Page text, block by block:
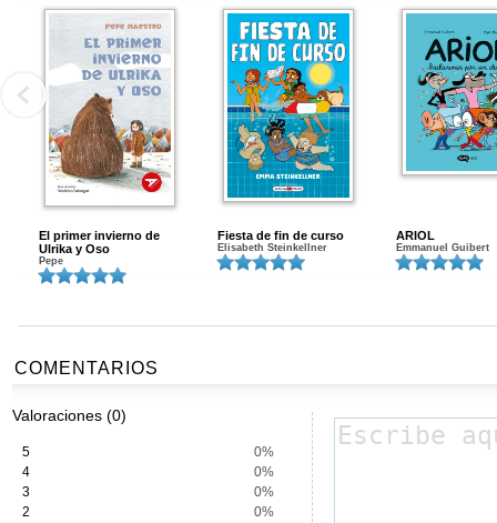
El primer invierno de
Ulrika y Oso
Pepe
Fiesta de fin de curso
Elisabeth Steinkellner
ARIOL
Emmanuel Guibert
COMENTARIOS
Valoraciones (0)
5
0%
4
0%
3
0%
2
0%